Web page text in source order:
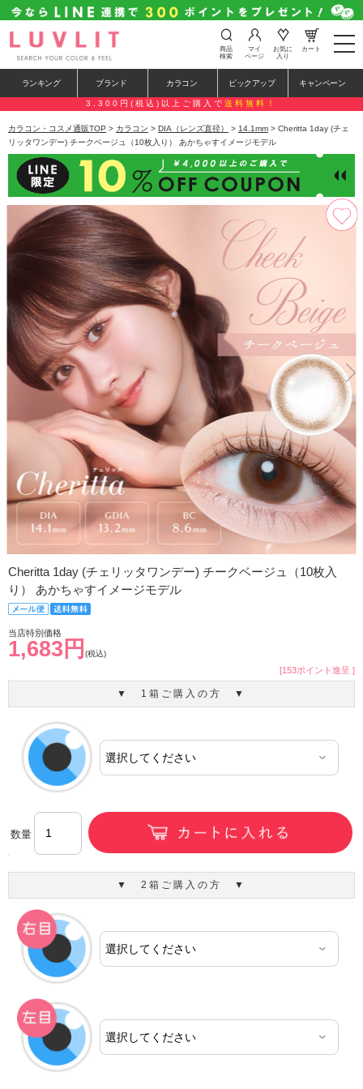
t
o
e
n
a
a
i
o
n
商品
検索
マイ
ページ
お気に
入り
カート
ランキング ブランド カラコン ピックアップ キャンペーン
3,300円(税込)以上ご購入で 送料無料！
カラコン・コスメ通販TOP > カラコン > DIA（レンズ直径） > 14.1mm > Cheritta 1day (チェ
リッタワンデー) チークベージュ（10枚入り） あかちゃすイメージモデル
Cheritta 1day (チェリッタワンデー) チークベージュ（10枚入
り） あかちゃすイメージモデル
当店特別価格
1,683円 (税込)
[153ポイント進呈 ]
▼ 1箱ご購入の方 ▼
数量
▼ 2箱ご購入の方 ▼